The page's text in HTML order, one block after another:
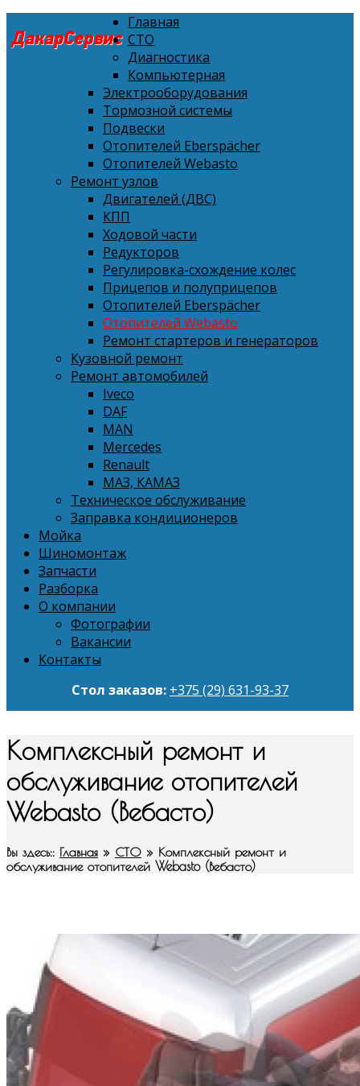
Главная
СТО
Диагностика
Компьютерная
Электрооборудования
Тормозной системы
Подвески
Отопителей Eberspächer
Отопителей Webasto
Ремонт узлов
Двигателей (ДВС)
КПП
Ходовой части
Редукторов
Регулировка-схождение колес
Прицепов и полуприцепов
Отопителей Eberspächer
Отопителей Webasto
Ремонт стартеров и генераторов
Кузовной ремонт
Ремонт автомобилей
Iveco
DAF
MAN
Mercedes
Renault
МАЗ, КАМАЗ
Техническое обслуживание
Заправка кондиционеров
Мойка
Шиномонтаж
Запчасти
Разборка
О компании
Фотографии
Вакансии
Контакты
Стол заказов: +375 (29) 631-93-37
Комплексный ремонт и
обслуживание отопителей
Webasto (Вебасто)
Вы здесь:: Главная » СТО » Комплексный ремонт и
обслуживание отопителей Webasto (Вебасто)